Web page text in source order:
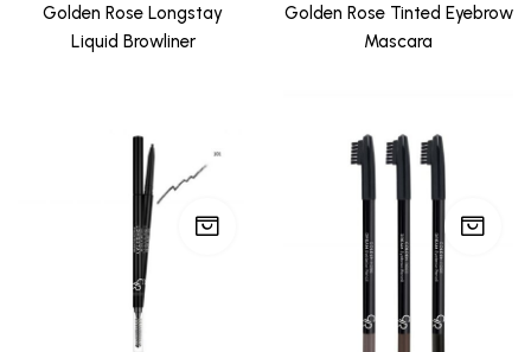
Golden Rose Longstay
Liquid Browliner
Golden Rose Tinted Eyebrow
Mascara